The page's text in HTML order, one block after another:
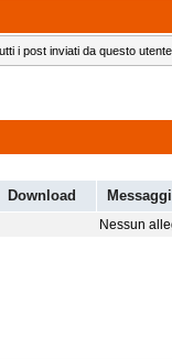
i post inviati da questo
Download
Nessun